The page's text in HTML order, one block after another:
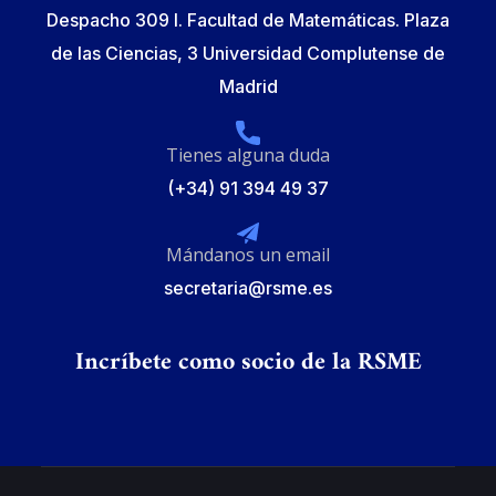
Despacho 309 I. Facultad de Matemáticas. Plaza
de las Ciencias, 3 Universidad Complutense de
Madrid
Tienes alguna duda
(+34) 91 394 49 37
Mándanos un email
secretaria@rsme.es
Incríbete como socio de la RSME